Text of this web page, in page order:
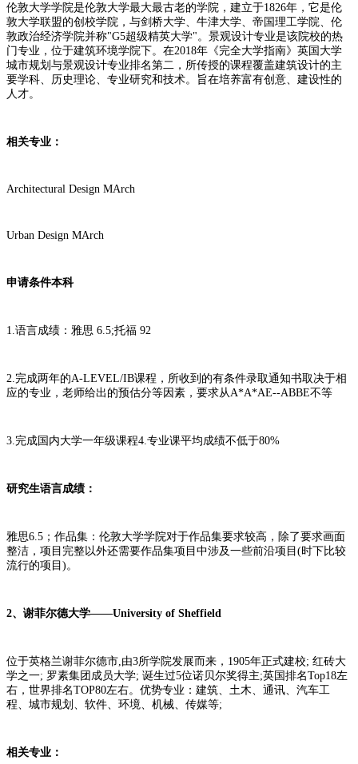
伦敦大学学院是伦敦大学最大最古老的学院，建立于1826年，它是伦
敦大学联盟的创校学院，与剑桥大学、牛津大学、帝国理工学院、伦
敦政治经济学院并称"G5超级精英大学"。景观设计专业是该院校的热
门专业，位于建筑环境学院下。在2018年《完全大学指南》英国大学
城市规划与景观设计专业排名第二，所传授的课程覆盖建筑设计的主
要学科、历史理论、专业研究和技术。旨在培养富有创意、建设性的
人才。
相关专业：
Architectural Design MArch
Urban Design MArch
申请条件本科
1.语言成绩：雅思 6.5;托福 92
2.完成两年的A-LEVEL/IB课程，所收到的有条件录取通知书取决于相
应的专业，老师给出的预估分等因素，要求从A*A*AE--ABBE不等
3.完成国内大学一年级课程4.专业课平均成绩不低于80%
研究生语言成绩：
雅思6.5；作品集：伦敦大学学院对于作品集要求较高，除了要求画面
整洁，项目完整以外还需要作品集项目中涉及一些前沿项目(时下比较
流行的项目)。
2、谢菲尔德大学——University of Sheffield
位于英格兰谢菲尔德市,由3所学院发展而来，1905年正式建校; 红砖大
学之一; 罗素集团成员大学; 诞生过5位诺贝尔奖得主;英国排名Top18左
右，世界排名TOP80左右。优势专业：建筑、土木、通讯、汽车工
程、城市规划、软件、环境、机械、传媒等;
相关专业：